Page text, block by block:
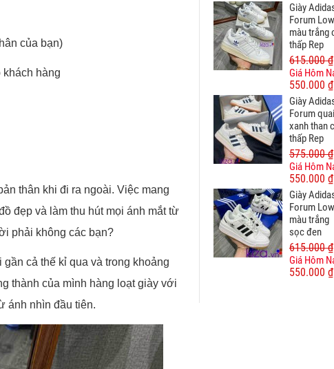
Giày
Forum Low
màu trắng
thấp Rep
615.000 ₫
Giá Hôm
550.000 ₫
Giày
Forum quai
xanh than
thấp Rep
575.000 ₫
Giá Hôm
550.000 ₫
Giày
Forum Low
màu trắng
sọc đen
615.000 ₫
Giá Hôm
550.000 ₫
của bạn)
hàng
thân khi đi ra ngoài. Việc mang
đẹp và làm thu hút mọi ánh mắt từ
phải không các bạn?
cả thế kỉ qua và trong khoảng
thành của mình hàng loạt giày với
ánh nhìn đầu tiên.